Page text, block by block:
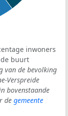
inwoners
buurt
van de bevolking
Verspreide
bovenstaande
de gemeente